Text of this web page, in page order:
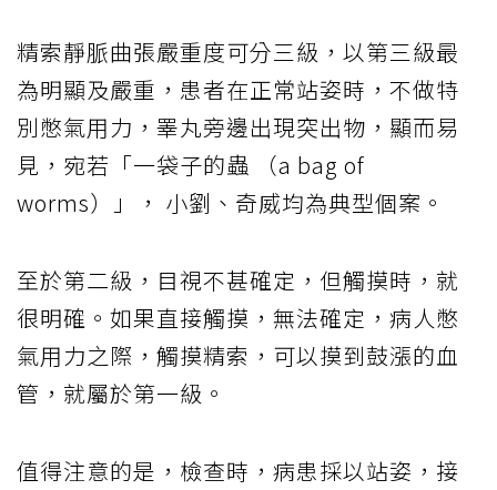
精索靜脈曲張嚴重度可分三級，以第三級最
為明顯及嚴重，患者在正常站姿時，不做特
別憋氣用力，睪丸旁邊出現突出物，顯而易
見，宛若「一袋子的蟲 （a bag of
worms）」， 小劉、奇威均為典型個案。
至於第二級，目視不甚確定，但觸摸時，就
很明確。如果直接觸摸，無法確定，病人憋
氣用力之際，觸摸精索，可以摸到鼓漲的血
管，就屬於第一級。
值得注意的是，檢查時，病患採以站姿，接